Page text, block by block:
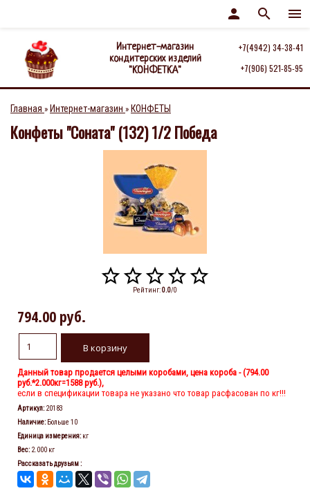
menu
search
person
Интернет-магазин
кондитерских изделий
"КОНФЕТКА"
+7(4942) 34-38-41
+7(906) 521-85-95
Главная » Интернет-магазин » КОНФЕТЫ
Конфеты "Соната" (132) 1/2 Победа
Рейтинг:0.0/0
794.00 руб.
Данный товар продается целыми коробами, цена короба - (794.00
руб.*2.000кг=1588 руб.),
если в спецификации товара не указано что товар расфасован по кг!!!
Артикул: 20183
Наличие: Больше 10
Единица измерения: кг
Вес: 2.000 кг
Рассказать друзьям: